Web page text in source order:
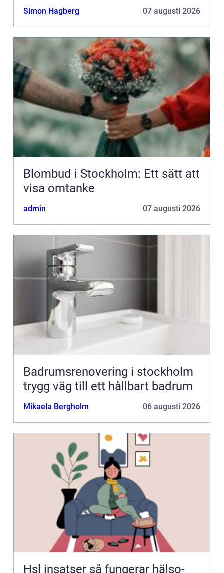
Simon Hagberg 07 augusti 2026
Blombud i Stockholm: Ett sätt att
visa omtanke
admin 07 augusti 2026
Badrumsrenovering i stockholm
trygg väg till ett hållbart badrum
Mikaela Bergholm 06 augusti 2026
Hsl insatser så fungerar hälso-